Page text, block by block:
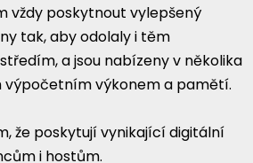
vždy poskytnout vylepšený
tak, aby odolaly i těm
a jsou nabízeny v několika
výpočetním výkonem a pamětí.
že poskytují vynikající digitální
i hostům.